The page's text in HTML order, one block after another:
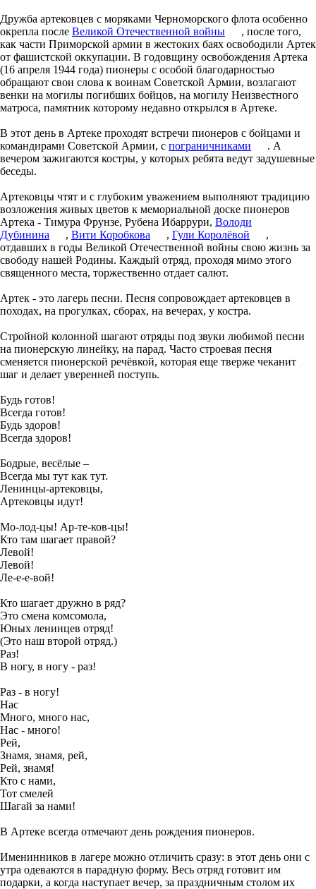
Дружба артековцев с моряками Черноморского флота особенно
окрепла после Великой Отечественной войны
, после того,
как части Приморской армии в жестоких баях освободили Артек
от фашистской оккупации. В годовщину освобождения Артека
(16 апреля 1944 года) пионеры с особой благодарностью
обращают свои слова к воинам Советской Армии, возлагают
венки на могилы погибших бойцов, на могилу Неизвестного
матроса, памятник которому недавно открылся в Артеке.
В этот день в Артеке проходят встречи пионеров с бойцами и
командирами Советской Армии, с пограничниками
. А
вечером зажигаются костры, у которых ребята ведут задушевные
беседы.
Артековцы чтят и с глубоким уважением выполняют традицию
возложения живых цветов к мемориальной доске пионеров
Артека - Тимура Фрунзе, Рубена Ибаррури, Володи
Дубинина
, Вити Коробкова , Гули Королёвой
,
отдавших в годы Великой Отечественной войны свою жизнь за
свободу нашей Родины. Каждый отряд, проходя мимо этого
священного места, торжественно отдает салют.
Артек - это лагерь песни. Песня сопровождает артековцев в
походах, на прогулках, сборах, на вечерах, у костра.
Стройной колонной шагают отряды под звуки любимой песни
на пионерскую линейку, на парад. Часто строевая песня
сменяется пионерской речёвкой, которая еще тверже чеканит
шаг и делает уверенней поступь.
Будь готов!
Всегда готов!
Будь здоров!
Всегда здоров!
Бодрые, весёлые –
Всегда мы тут как тут.
Ленинцы-артековцы,
Артековцы идут!
Мо-лод-цы! Ар-те-ков-цы!
Кто там шагает правой?
Левой!
Левой!
Ле-е-е-вой!
Кто шагает дружно в ряд?
Это смена комсомола,
Юных ленинцев отряд!
(Это наш второй отряд.)
Раз!
В ногу, в ногу - раз!
Раз - в ногу!
Нас
Много, много нас,
Нас - много!
Рей,
Знамя, знамя, рей,
Рей, знамя!
Кто с нами,
Тот смелей
Шагай за нами!
В Артеке всегда отмечают день рождения пионеров.
Именинников в лагере можно отличить сразу: в этот день они с
утра одеваются в парадную форму. Весь отряд готовит им
подарки, а когда наступает вечер, за праздничным столом их